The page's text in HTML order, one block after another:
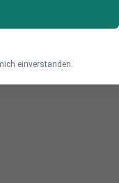
einverstanden.